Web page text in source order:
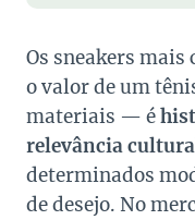
Os sneakers
o valor de um
materiais — é
relevância
determinados
de desejo. No